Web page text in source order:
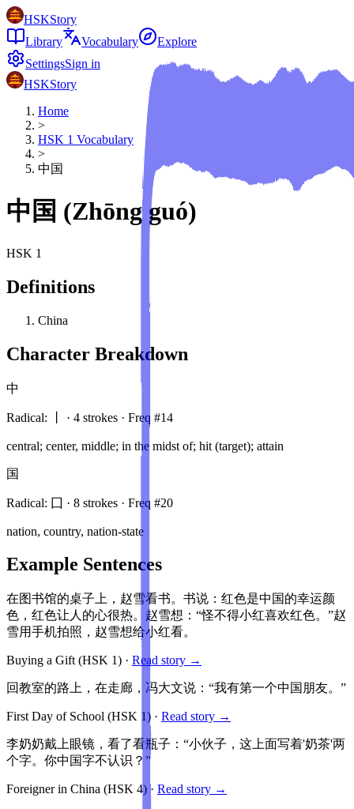
HSKStory
Library
Vocabulary
Explore
SettingsSign in
HSKStory
Home
>
HSK 1 Vocabulary
>
中国
中国 (Zhōng guó)
HSK 1
Definitions
China
Character Breakdown
中
Radical: · 4 strokes · Freq #14
central; center, middle; in the midst of; hit (target); attain
国
Radical: 囗 · 8 strokes · Freq #20
nation, country, nation-state
Example Sentences
在图书馆的桌子上，赵雪看书。书说：红色是中国的幸运颜
色，红色让人的心很热。赵雪想：“怪不得小红喜欢红色。”赵
雪用手机拍照，赵雪想给小红看。
Buying a Gift (HSK 1) · Read story →
回教室的路上，在走廊，冯大文说：“我有第一个中国朋友。”
First Day of School (HSK 1) · Read story →
李奶奶戴上眼镜，看了看瓶子：“小伙子，这上面写着'奶茶'两
个字。你中国字不认识？”
Foreigner in China (HSK 4) · Read story →